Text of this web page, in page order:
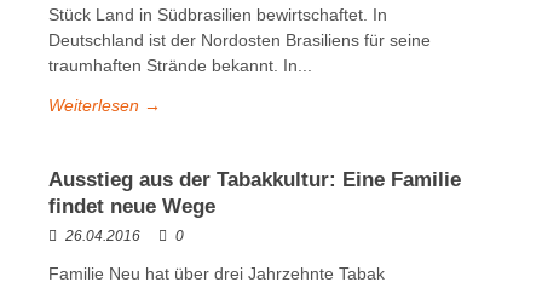
Stück Land in Südbrasilien bewirtschaftet. In
Deutschland ist der Nordosten Brasiliens für seine
traumhaften Strände bekannt. In...
Weiterlesen →
Ausstieg aus der Tabakkultur: Eine Familie
findet neue Wege
26.04.2016 0
Familie Neu hat über drei Jahrzehnte Tabak